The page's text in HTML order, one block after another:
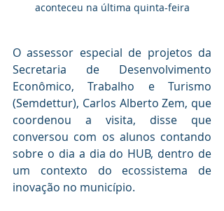
aconteceu na última quinta-feira
O assessor especial de projetos da
Secretaria de Desenvolvimento
Econômico, Trabalho e Turismo
(Semdettur), Carlos Alberto Zem, que
coordenou a visita, disse que
conversou com os alunos contando
sobre o dia a dia do HUB, dentro de
um contexto do ecossistema de
inovação no município.